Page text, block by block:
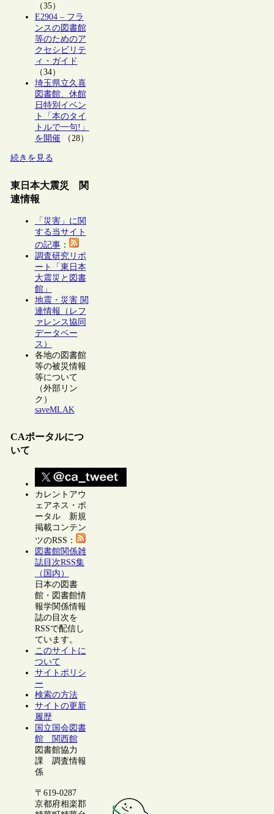
（35）
E2904 – フラ
ンスの図書館
等のためのア
クセシビリテ
ィ・ガイド
（34）
埼玉県立久喜
図書館、休館
日特別イベン
ト「本のタイ
トルで一句!」
を開催（28）
続きを見る
東日本大震災 関
連情報
「災害」に関
する当サイト
の記事：
調査研究リポ
ート「東日本
大震災と図書
館」
地震・災害 関
連情報（レフ
ァレンス協同
データベー
ス）
各地の図書館
等の被災情報
等について
（外部リン
ク）
saveMLAK
CAポータルにつ
いて
カレントアウ
ェアネス・ポ
ータル 新規
掲載コンテン
ツのRSS：
図書館関係雑
誌目次RSS集
（国内）
日本の図書
館・図書館情
報学関係情報
誌の目次を
RSSで配信し
ています。
このサイトに
ついて
サイトポリシ
ー
検索の方法
サイトの更新
履歴
国立国会図書
館 関西館
図書館協力
課 調査情報
係
〒619-0287
京都府相楽郡